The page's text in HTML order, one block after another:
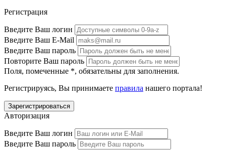
Регистрация
Введите Ваш логин
Введите Ваш E-Mail
Введите Ваш пароль
Повторите Ваш пароль
Поля, помеченные *, обязательны для заполнения.
Регистрируясь, Вы принимаете правила нашего портала!
Авторизация
Введите Ваш логин
Введите Ваш пароль